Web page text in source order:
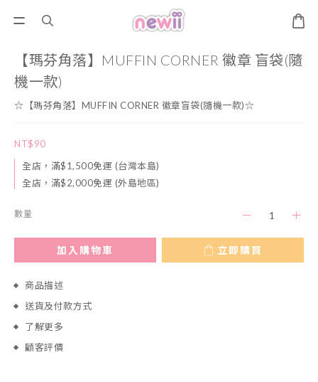
【瑪芬角落】MUFFIN CORNER 徽章 盲袋(隨
機一款)
☆【瑪芬角落】MUFFIN CORNER 徽章盲袋(隨機一款)☆
NT$90
全店，滿$1,500免運 (台灣本島)
全店，滿$2,000免運 (外島地區)
數量
加入購物車 立即購買
商品描述
送貨及付款方式
了解更多
顧客評價